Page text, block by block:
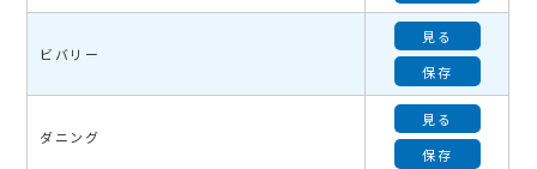
ビバリー
見る
保存
ダニング
見る
保存